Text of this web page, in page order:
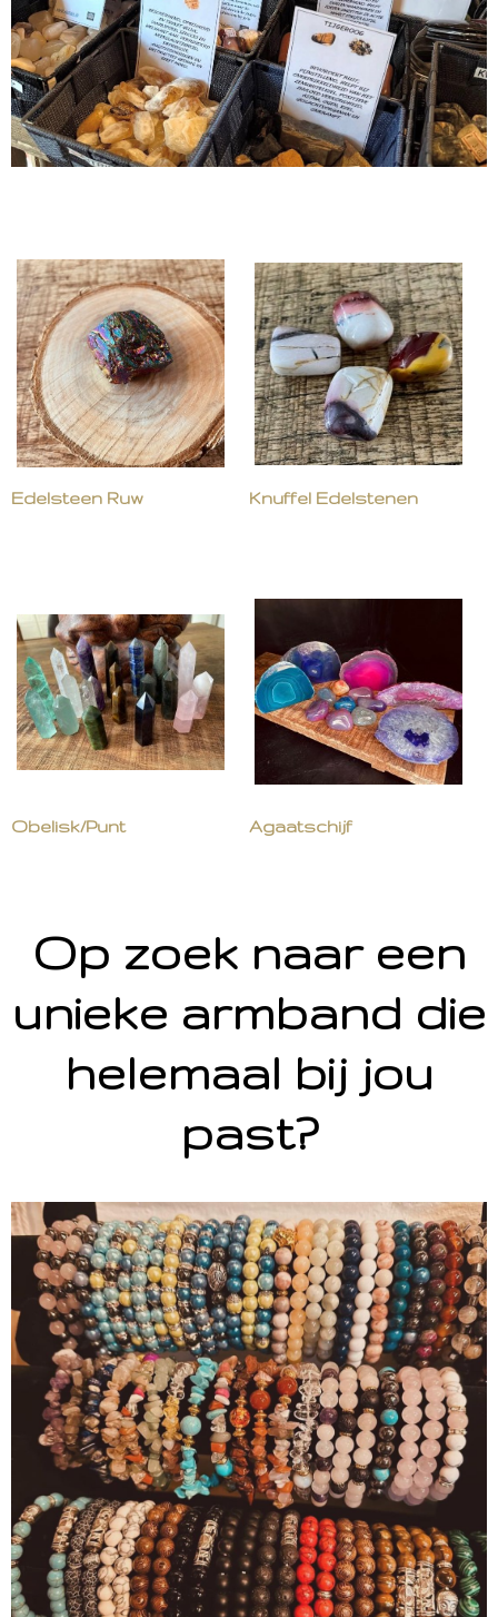
Edelsteen Ruw Knuffel Edelstenen
Obelisk/Punt Agaatschijf
Op zoek naar een
unieke armband die
helemaal bij jou
past?